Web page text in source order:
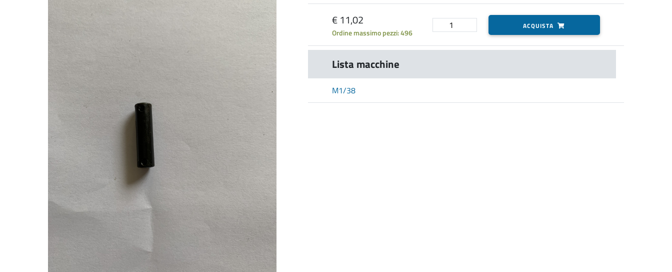
€ 11,02
Ordine massimo pezzi: 496
ACQUISTA
Lista macchine
M1/38